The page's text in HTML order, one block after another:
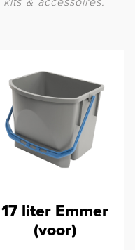
17 liter Emmer
(voor)